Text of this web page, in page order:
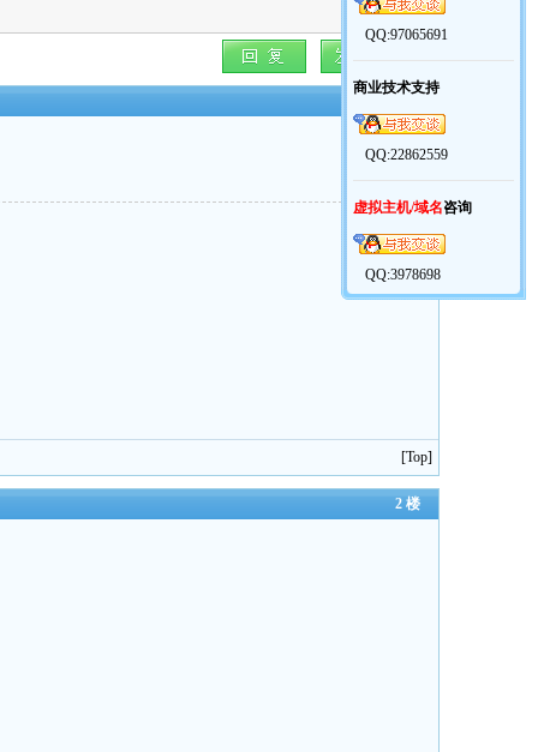
老y文章管理系统V4.x更新说明
[Top]
2 楼
QQ:97065691
商业技术支持
QQ:22862559
虚拟主机/域名咨询
QQ:3978698